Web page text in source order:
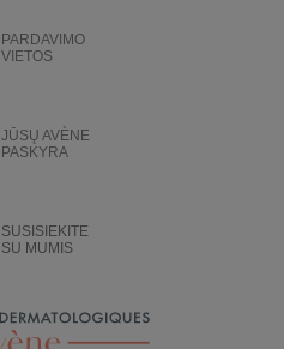
PARDAVIMO
VIETOS
JŪSŲ AVÈNE
PASKYRA
SUSISIEKITE
SU MUMIS